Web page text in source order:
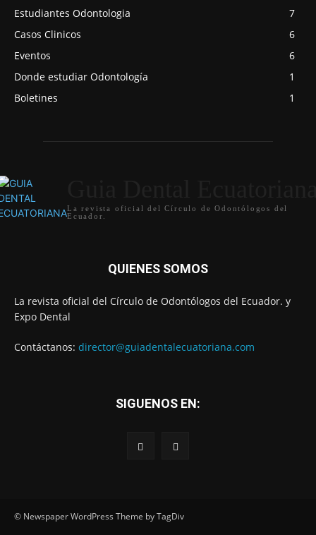
Estudiantes Odontologia
7
Casos Clinicos
6
Eventos
6
Donde estudiar Odontología
1
Boletines
1
La revista oficial del Círculo de Odontólogos del
Ecuador.
QUIENES SOMOS
La revista oficial del Círculo de Odontólogos del Ecuador. y
Expo Dental
Contáctanos: director@guiadentalecuatoriana.com
SIGUENOS EN:
© Newspaper WordPress Theme by TagDiv